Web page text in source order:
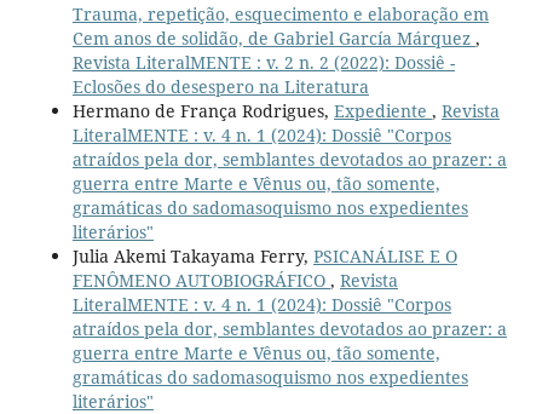
Trauma, repetição, esquecimento e elaboração em
Cem anos de solidão, de Gabriel García Márquez ,
Revista LiteralMENTE : v. 2 n. 2 (2022): Dossiê -
Eclosões do desespero na Literatura
Hermano de França Rodrigues, Expediente , Revista
LiteralMENTE : v. 4 n. 1 (2024): Dossiê "Corpos
atraídos pela dor, semblantes devotados ao prazer: a
guerra entre Marte e Vênus ou, tão somente,
gramáticas do sadomasoquismo nos expedientes
literários"
Julia Akemi Takayama Ferry, PSICANÁLISE E O
FENÔMENO AUTOBIOGRÁFICO , Revista
LiteralMENTE : v. 4 n. 1 (2024): Dossiê "Corpos
atraídos pela dor, semblantes devotados ao prazer: a
guerra entre Marte e Vênus ou, tão somente,
gramáticas do sadomasoquismo nos expedientes
literários"